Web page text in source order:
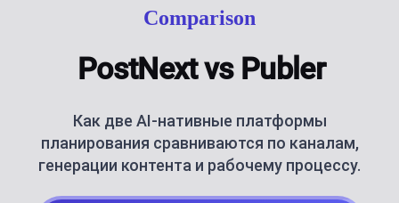
Comparison
PostNext vs Publer
Как две AI-нативные платформы
планирования сравниваются по каналам,
генерации контента и рабочему процессу.